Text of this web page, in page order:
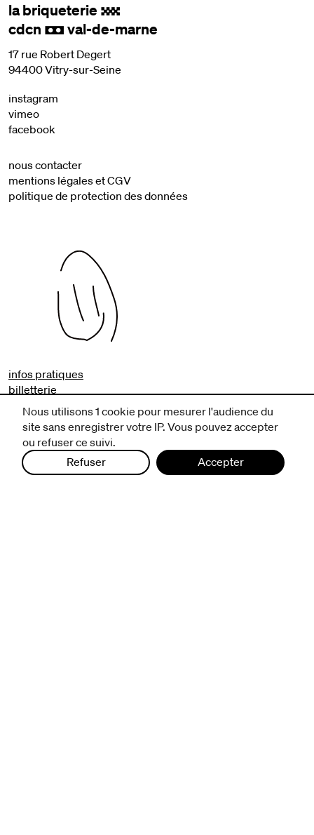
la briqueterie .
cdcn , val-de-marne
17 rue Robert Degert
94400 Vitry-sur-Seine
instagram
vimeo
facebook
nous contacter
mentions légales et CGV
politique de protection des données
infos pratiques
billetterie
nous suivre
excentriques
biennale de danse
du Val-de-Marne
Nous utilisons 1 cookie pour mesurer l'audience du
site sans enregistrer votre IP. Vous pouvez accepter
ou refuser ce suivi.
Refuser
Accepter